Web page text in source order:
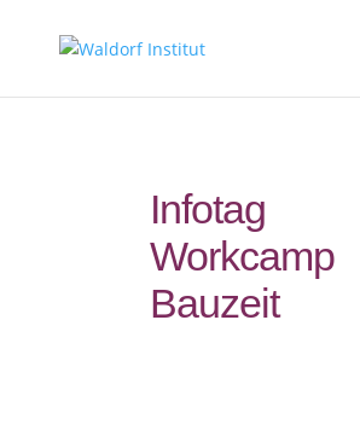
Infotag
Workcamp
Bauzeit